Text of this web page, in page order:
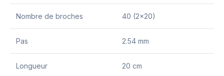
Nombre de broches 40 (2×20)
Pas 2.54 mm
Longueur 20 cm